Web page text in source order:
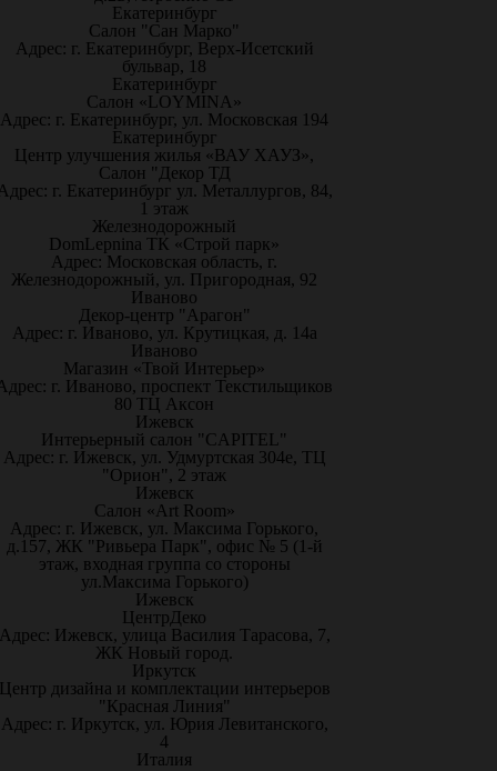
Екатеринбург
Салон "Сан Марко"
Адрес: г. Екатеринбург, Верх-Исетский
бульвар, 18
Екатеринбург
Салон «LOYMINA»
Адрес: г. Екатеринбург, ул. Московская 194
Екатеринбург
Центр улучшения жилья «ВАУ ХАУЗ»,
Салон "Декор ТД
г. Екатеринбург ул. Металлургов, 84,
1 этаж
Железнодорожный
DomLepnina ТК «Строй парк»
Адрес: Московская область, г.
Железнодорожный, ул. Пригородная, 92
Иваново
Декор-центр "Арагон"
Адрес: г. Иваново, ул. Крутицкая, д. 14а
Иваново
Магазин «Твой Интерьер»
г. Иваново, проспект Текстильщиков
80 ТЦ Аксон
Ижевск
Интерьерный салон "CAPITEL"
Адрес: г. Ижевск, ул. Удмуртская 304е, ТЦ
"Орион", 2 этаж
Ижевск
Салон «Art Room»
Адрес: г. Ижевск, ул. Максима Горького,
д.157, ЖК "Ривьера Парк", офис № 5 (1-й
этаж, входная группа со стороны
ул.Максима Горького)
Ижевск
ЦентрДеко
Ижевск, улица Василия Тарасова, 7,
ЖК Новый город.
Иркутск
дизайна и комплектации интерьеров
"Красная Линия"
Адрес: г. Иркутск, ул. Юрия Левитанского,
4
Италия